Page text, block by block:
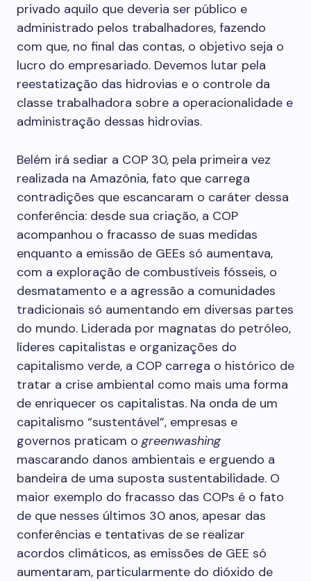
privado aquilo que deveria ser público e
administrado pelos trabalhadores, fazendo
com que, no final das contas, o objetivo seja o
lucro do empresariado. Devemos lutar pela
reestatização das hidrovias e o controle da
classe trabalhadora sobre a operacionalidade e
administração dessas hidrovias.
Belém irá sediar a COP 30, pela primeira vez
realizada na Amazônia, fato que carrega
contradições que escancaram o caráter dessa
conferência: desde sua criação, a COP
acompanhou o fracasso de suas medidas
enquanto a emissão de GEEs só aumentava,
com a exploração de combustíveis fósseis, o
desmatamento e a agressão a comunidades
tradicionais só aumentando em diversas partes
do mundo. Liderada por magnatas do petróleo,
líderes capitalistas e organizações do
capitalismo verde, a COP carrega o histórico de
tratar a crise ambiental como mais uma forma
de enriquecer os capitalistas. Na onda de um
capitalismo “sustentável”, empresas e
governos praticam ogreenwashing
mascarando danos ambientais e erguendo a
bandeira de uma suposta sustentabilidade. O
maior exemplo do fracasso das COPs é o fato
de que nesses últimos 30 anos, apesar das
conferências e tentativas de se realizar
acordos climáticos, as emissões de GEE só
aumentaram, particularmente do dióxido de